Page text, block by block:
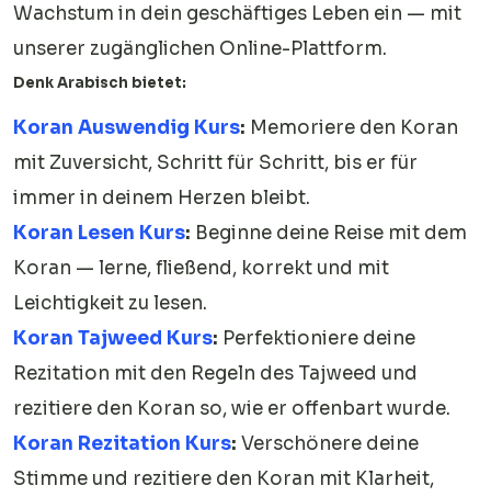
Wachstum in dein geschäftiges Leben ein — mit
unserer zugänglichen Online-Plattform.
Denk Arabisch bietet:
Koran Auswendig Kurs: Memoriere den Koran
mit Zuversicht, Schritt für Schritt, bis er für
immer in deinem Herzen bleibt.
Koran Lesen Kurs: Beginne deine Reise mit dem
Koran — lerne, fließend, korrekt und mit
Leichtigkeit zu lesen.
Koran Tajweed Kurs: Perfektioniere deine
Rezitation mit den Regeln des Tajweed und
rezitiere den Koran so, wie er offenbart wurde.
Koran Rezitation Kurs: Verschönere deine
Stimme und rezitiere den Koran mit Klarheit,